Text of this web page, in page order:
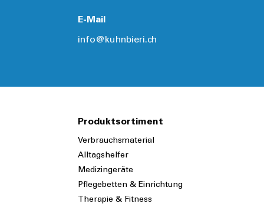
E-Mail
info@kuhnbieri.ch
Produktsortiment
Verbrauchsmaterial
Alltagshelfer
Medizingeräte
Pflegebetten & Einrichtung
Therapie & Fitness